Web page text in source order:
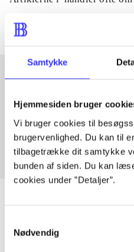
Samtykke
Hjemmesiden bruger
Vi bruger cookies til
brugervenlighed. Du kan til
tilbagetrække dit samtykke
bunden af siden. Du kan
cookies under ”Detaljer”.
Nødvendig
Artikler med samme
Fra
Artikler